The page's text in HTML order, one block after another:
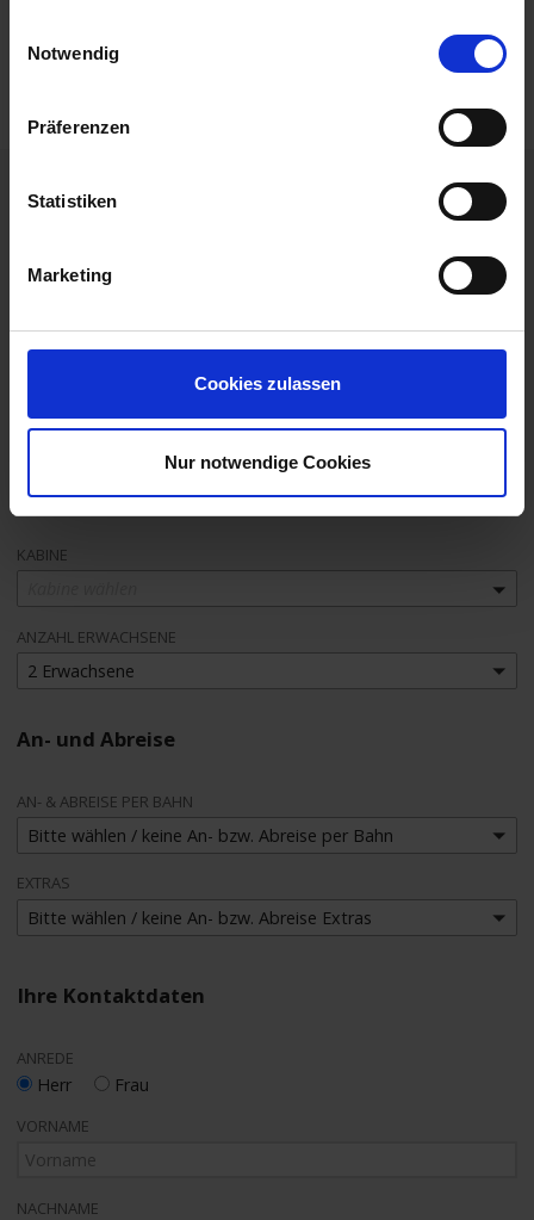
Notwendig
Präferenzen
Statistiken
Marketing
Cookies zulassen
Nur notwendige Cookies
Ihre unverbindliche Buchungsanfrage
Ihre Buchungsanfrage
DATUM
MS Alena
Personen
KABINE
ANZAHL ERWACHSENE
2 Erwachsene
An- und Abreise
AN- & ABREISE PER BAHN
Bitte wählen / keine An- bzw. Abreise per Bahn
EXTRAS
Bitte wählen / keine An- bzw. Abreise Extras
Ihre Kontaktdaten
ANREDE
Herr Frau
VORNAME
NACHNAME